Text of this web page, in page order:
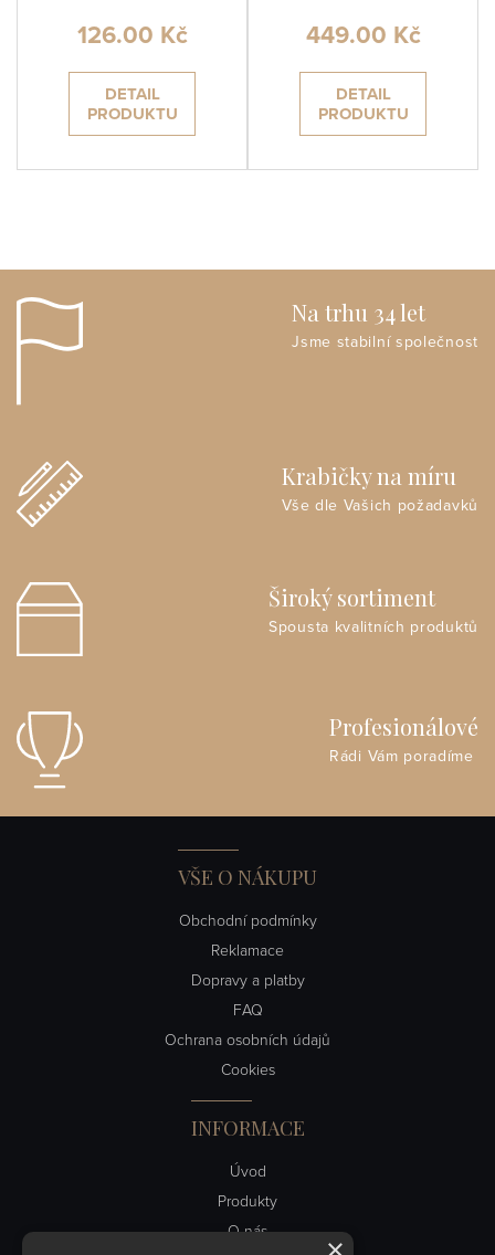
126.00 Kč
DETAIL
PRODUKTU
449.00 Kč
DETAIL
PRODUKTU
Na trhu 34 let
Jsme stabilní společnost
Krabičky na míru
Vše dle Vašich požadavků
Široký sortiment
Spousta kvalitních produktů
Profesionálové
Rádi Vám poradíme
VŠE O NÁKUPU
Obchodní podmínky
Reklamace
Dopravy a platby
FAQ
Ochrana osobních údajů
Cookies
INFORMACE
Úvod
Produkty
O nás